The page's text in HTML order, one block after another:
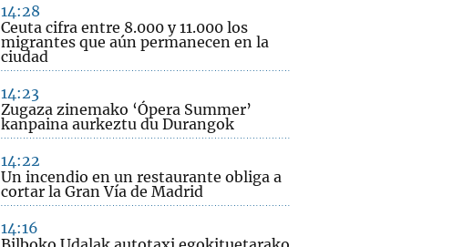
14:28
Ceuta cifra entre 8.000 y 11.000 los
migrantes que aún permanecen en la
ciudad
14:23
Zugaza zinemako ‘Ópera Summer’
kanpaina aurkeztu du Durangok
14:22
Un incendio en un restaurante obliga a
cortar la Gran Vía de Madrid
14:16